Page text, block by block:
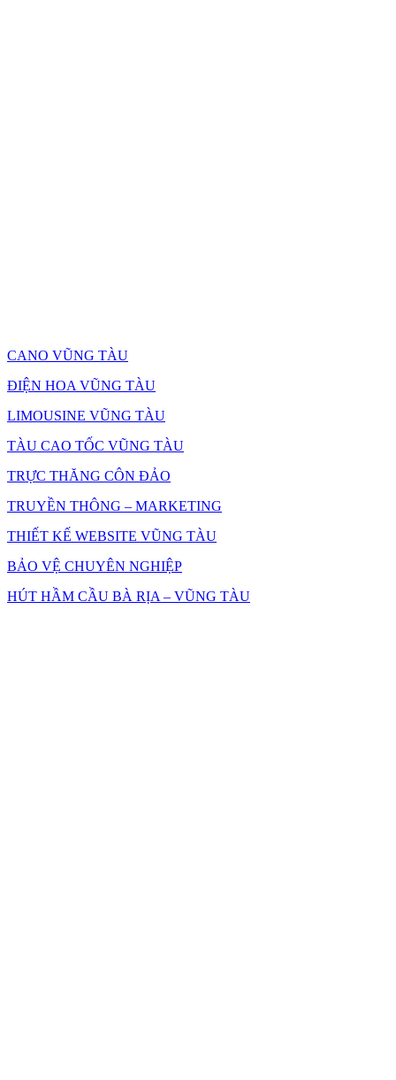
CANO VŨNG TÀU
ĐIỆN HOA VŨNG TÀU
LIMOUSINE VŨNG TÀU
TÀU CAO TỐC VŨNG TÀU
TRỰC THĂNG CÔN ĐẢO
TRUYỀN THÔNG – MARKETING
THIẾT KẾ WEBSITE VŨNG TÀU
BẢO VỆ CHUYÊN NGHIỆP
HÚT HẦM CẦU BÀ RỊA – VŨNG TÀU